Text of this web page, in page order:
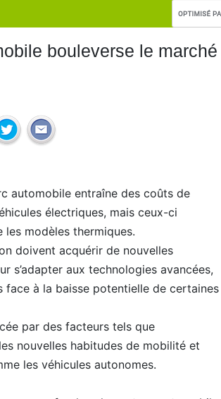
bouleverse le marché
automobile entraîne des coûts de
électriques, mais ceux-ci
les modèles thermiques.
doivent acquérir de nouvelles
s’adapter aux technologies avancées,
à la baisse potentielle de certaines
par des facteurs tels que
nouvelles habitudes de mobilité et
les véhicules autonomes.